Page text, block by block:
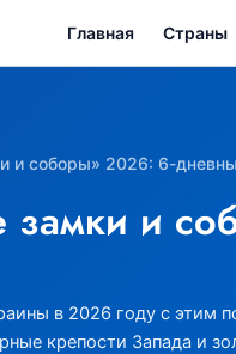
Главная Страны
и соборы» 2026: 6-
замки и
в 2026 году с этим
крепости Запада и